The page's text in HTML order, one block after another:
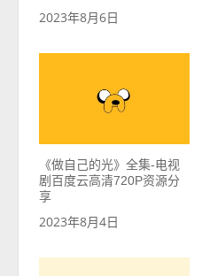
2023年8月6日
《做自己的光》全集-电视
剧百度云高清720P资源分
享
2023年8月4日